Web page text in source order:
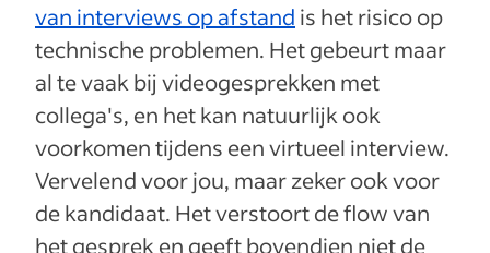
van interviews op afstand is het risico op
technische problemen. Het gebeurt maar
al te vaak bij videogesprekken met
collega's, en het kan natuurlijk ook
voorkomen tijdens een virtueel interview.
Vervelend voor jou, maar zeker ook voor
de kandidaat. Het verstoort de flow van
het gesprek en geeft bovendien niet de